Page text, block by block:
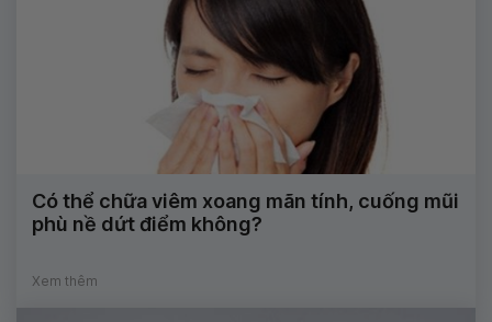
Có thể chữa viêm xoang mãn tính, cuống mũi
phù nề dứt điểm không?
Xem thêm